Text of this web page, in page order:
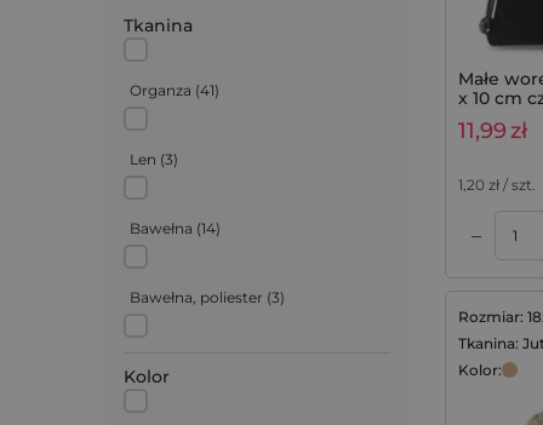
Tkanina
Organza (41)
Len (3)
Bawełna (14)
Bawełna, poliester (3)
Juta
Kolor
Małe
x 10 cm
11,99zł
1,20 zł / szt.
–
Rozmiar:
Tkanina:
Kolor: